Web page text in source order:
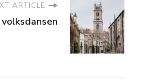
ARTICLE